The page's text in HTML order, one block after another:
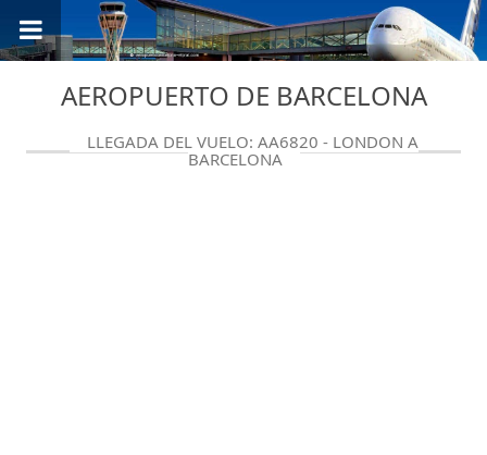
AEROPUERTO DE BARCELONA
LLEGADA DEL VUELO: AA6820 - LONDON A
BARCELONA